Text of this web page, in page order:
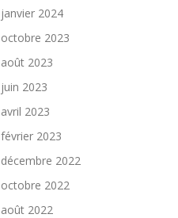
janvier 2024
octobre 2023
août 2023
juin 2023
avril 2023
février 2023
décembre 2022
octobre 2022
août 2022